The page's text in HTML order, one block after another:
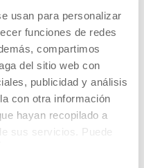
usan para personalizar
funciones de redes
compartimos
del sitio web con
publicidad y análisis
con otra información
hayan recopilado a
sus servicios. Puede